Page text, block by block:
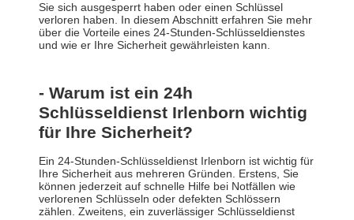
Sie sich ausgesperrt haben oder einen Schlüssel
verloren haben. In diesem Abschnitt erfahren Sie mehr
über die Vorteile eines 24-Stunden-Schlüsseldienstes
und wie er Ihre Sicherheit gewährleisten kann.
- Warum ist ein 24h
Schlüsseldienst Irlenborn wichtig
für Ihre Sicherheit?
Ein 24-Stunden-Schlüsseldienst Irlenborn ist wichtig für
Ihre Sicherheit aus mehreren Gründen. Erstens, Sie
können jederzeit auf schnelle Hilfe bei Notfällen wie
verlorenen Schlüsseln oder defekten Schlössern
zählen. Zweitens, ein zuverlässiger Schlüsseldienst